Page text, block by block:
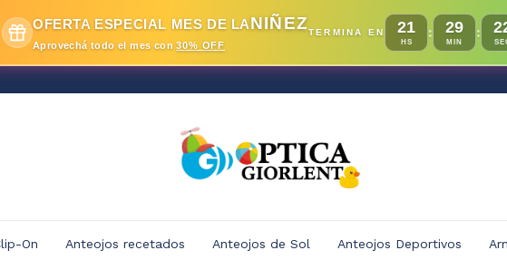
OFERTA ESPECIAL MES DE LANIÑEZ
Aprovechá todo el mes con30% OFF
TERMINA EN 21
HS
: 29
MIN
:
On Anteojos recetados Anteojos de Sol Anteojos Deportivos